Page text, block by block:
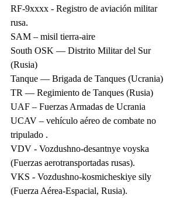
RF-9xxxx - Registro de aviación militar
rusa.
SAM – misil tierra-aire
South OSK — Distrito Militar del Sur
(Rusia)
Tanque — Brigada de Tanques (Ucrania)
TR — Regimiento de Tanques (Rusia)
UAF – Fuerzas Armadas de Ucrania
UCAV – vehículo aéreo de combate no
tripulado .
VDV - Vozdushno-desantnye voyska
(Fuerzas aerotransportadas rusas).
VKS - Vozdushno-kosmicheskiye sily
(Fuerza Aérea-Espacial, Rusia).